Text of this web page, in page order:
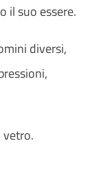
il suo essere.
diversi,
vetro.